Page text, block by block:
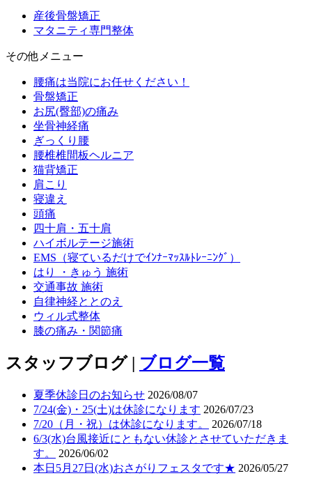
産後骨盤矯正
マタニティ専門整体
その他メニュー
腰痛は当院にお任せください！
骨盤矯正
お尻(臀部)の痛み
坐骨神経痛
ぎっくり腰
腰椎椎間板ヘルニア
猫背矯正
肩こり
寝違え
頭痛
四十肩・五十肩
ハイボルテージ施術
EMS（寝ているだけでｲﾝﾅｰﾏｯｽﾙﾄﾚｰﾆﾝｸﾞ）
はり ・きゅう 施術
交通事故 施術
自律神経ととのえ
ウィル式整体
膝の痛み・関節痛
スタッフブログ | ブログ一覧
夏季休診日のお知らせ 2026/08/07
7/24(金)・25(土)は休診になります 2026/07/23
7/20（月・祝）は休診になります。
2026/07/18
6/3(水)台風接近にともない休診とさせていただきま
す。
2026/06/02
本日5月27日(水)おさがりフェスタです★ 2026/05/27